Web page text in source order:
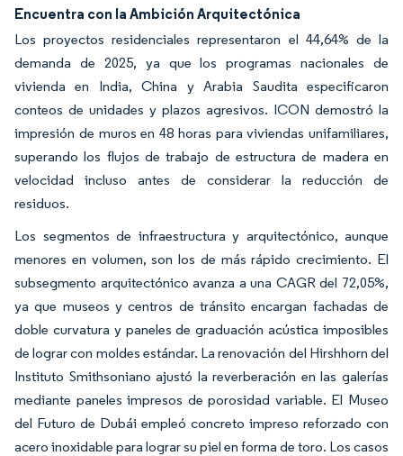
Encuentra con la Ambición Arquitectónica
Los proyectos residenciales representaron el 44,64% de la
demanda de 2025, ya que los programas nacionales de
vivienda en India, China y Arabia Saudita especificaron
conteos de unidades y plazos agresivos. ICON demostró la
impresión de muros en 48 horas para viviendas unifamiliares,
superando los flujos de trabajo de estructura de madera en
velocidad incluso antes de considerar la reducción de
residuos.
Los segmentos de infraestructura y arquitectónico, aunque
menores en volumen, son los de más rápido crecimiento. El
subsegmento arquitectónico avanza a una CAGR del 72,05%,
ya que museos y centros de tránsito encargan fachadas de
doble curvatura y paneles de graduación acústica imposibles
de lograr con moldes estándar. La renovación del Hirshhorn del
Instituto Smithsoniano ajustó la reverberación en las galerías
mediante paneles impresos de porosidad variable. El Museo
del Futuro de Dubái empleó concreto impreso reforzado con
acero inoxidable para lograr su piel en forma de toro. Los casos